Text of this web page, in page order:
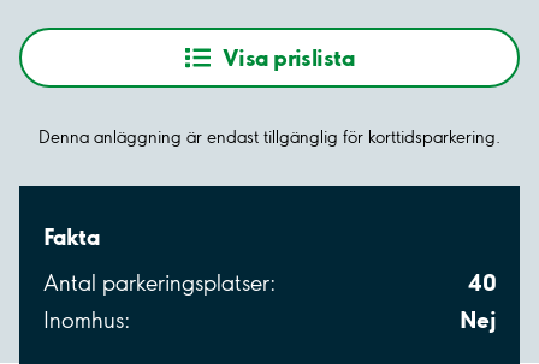
Visa prislista
Denna anläggning är endast tillgänglig för korttidsparkering.
Fakta
Antal parkeringsplatser: 40
Inomhus: Nej